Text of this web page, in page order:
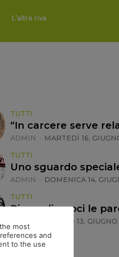
L’altra riva
TUTTI
“In carcere serve
ADMIN - MARTEDÌ 16,
TUTTI
Uno sguardo
ADMIN - DOMENICA 14,
TUTTI
Riprendiamoci le
SABATO 13,
TUTTI
Primavere…
most
and
to the use